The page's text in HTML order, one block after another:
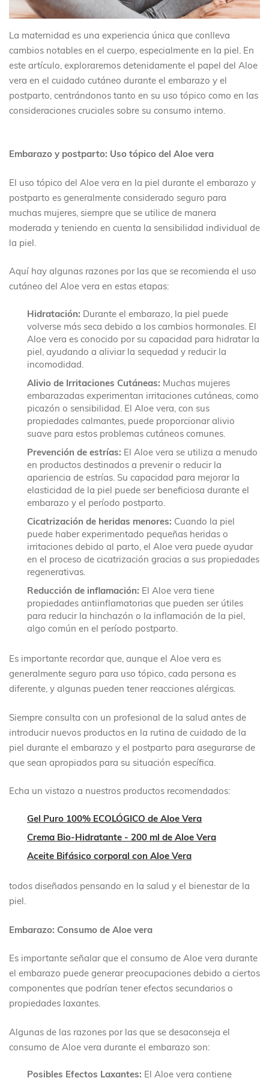
La maternidad es una experiencia única que conlleva
cambios notables en el cuerpo, especialmente en la piel. En
este artículo, exploraremos detenidamente el papel del Aloe
vera en el cuidado cutáneo durante el embarazo y el
postparto, centrándonos tanto en su uso tópico como en las
consideraciones cruciales sobre su consumo interno.
Embarazo y postparto: Uso tópico del Aloe vera
El uso tópico del Aloe vera en la piel durante el embarazo y
postparto es generalmente considerado seguro para
muchas mujeres, siempre que se utilice de manera
moderada y teniendo en cuenta la sensibilidad individual de
la piel.
Aquí hay algunas razones por las que se recomienda el uso
cutáneo del Aloe vera en estas etapas:
Hidratación: Durante el embarazo, la piel puede
volverse más seca debido a los cambios hormonales. El
Aloe vera es conocido por su capacidad para hidratar la
piel, ayudando a aliviar la sequedad y reducir la
incomodidad.
Alivio de Irritaciones Cutáneas: Muchas mujeres
embarazadas experimentan irritaciones cutáneas, como
picazón o sensibilidad. El Aloe vera, con sus
propiedades calmantes, puede proporcionar alivio
suave para estos problemas cutáneos comunes.
Prevención de estrías: El Aloe vera se utiliza a menudo
en productos destinados a prevenir o reducir la
apariencia de estrías. Su capacidad para mejorar la
elasticidad de la piel puede ser beneficiosa durante el
embarazo y el período postparto.
Cicatrización de heridas menores: Cuando la piel
puede haber experimentado pequeñas heridas o
irritaciones debido al parto, el Aloe vera puede ayudar
en el proceso de cicatrización gracias a sus propiedades
regenerativas.
Reducción de inflamación: El Aloe vera tiene
propiedades antiinflamatorias que pueden ser útiles
para reducir la hinchazón o la inflamación de la piel,
algo común en el período postparto.
Es importante recordar que, aunque el Aloe vera es
generalmente seguro para uso tópico, cada persona es
diferente, y algunas pueden tener reacciones alérgicas.
Siempre consulta con un profesional de la salud antes de
introducir nuevos productos en la rutina de cuidado de la
piel durante el embarazo y el postparto para asegurarse de
que sean apropiados para su situación específica.
Echa un vistazo a nuestros productos recomendados:
Gel Puro 100% ECOLÓGICO de Aloe Vera
Crema Bio-Hidratante - 200 ml de Aloe Vera
Aceite Bifásico corporal con Aloe Vera
todos diseñados pensando en la salud y el bienestar de la
piel.
Embarazo: Consumo de Aloe vera
Es importante señalar que el consumo de Aloe vera durante
el embarazo puede generar preocupaciones debido a ciertos
componentes que podrían tener efectos secundarios o
propiedades laxantes.
Algunas de las razones por las que se desaconseja el
consumo de Aloe vera durante el embarazo son:
Posibles Efectos Laxantes: El Aloe vera contiene